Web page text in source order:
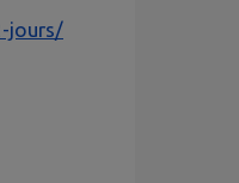
jours/